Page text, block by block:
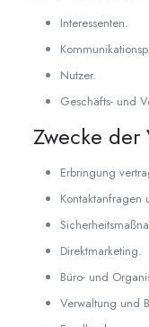
Interessenten.
Nutzer.
Geschäfts- und
Zwecke der
Erbringung
Kontaktanfragen
Direktmarketing.
Büro- und
Verwaltung und